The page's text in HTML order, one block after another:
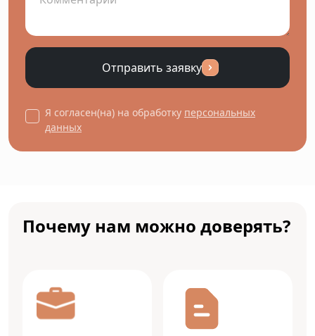
Отправить заявку
Я согласен(на) на обработку персональных
данных
Почему нам можно доверять?